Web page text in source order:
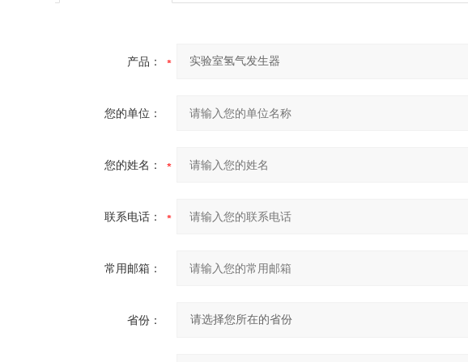
产品：
您的单位：
您的姓名：
联系电话：
常用邮箱：
省份：